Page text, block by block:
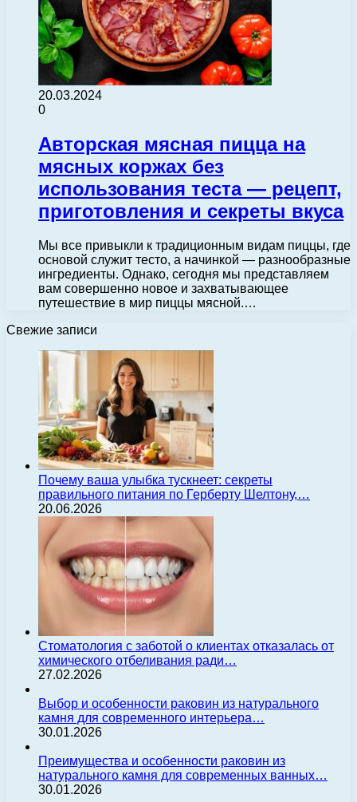
20.03.2024
0
Авторская мясная пицца на
мясных коржах без
использования теста — рецепт,
приготовления и секреты вкуса
Мы все привыкли к традиционным видам пиццы, где
основой служит тесто, а начинкой — разнообразные
ингредиенты. Однако, сегодня мы представляем
вам совершенно новое и захватывающее
путешествие в мир пиццы мясной.…
Свежие записи
Почему ваша улыбка тускнеет: секреты
правильного питания по Герберту Шелтону,…
20.06.2026
Стоматология с заботой о клиентах отказалась от
химического отбеливания ради…
27.02.2026
Выбор и особенности раковин из натурального
камня для современного интерьера…
30.01.2026
Преимущества и особенности раковин из
натурального камня для современных ванных…
30.01.2026